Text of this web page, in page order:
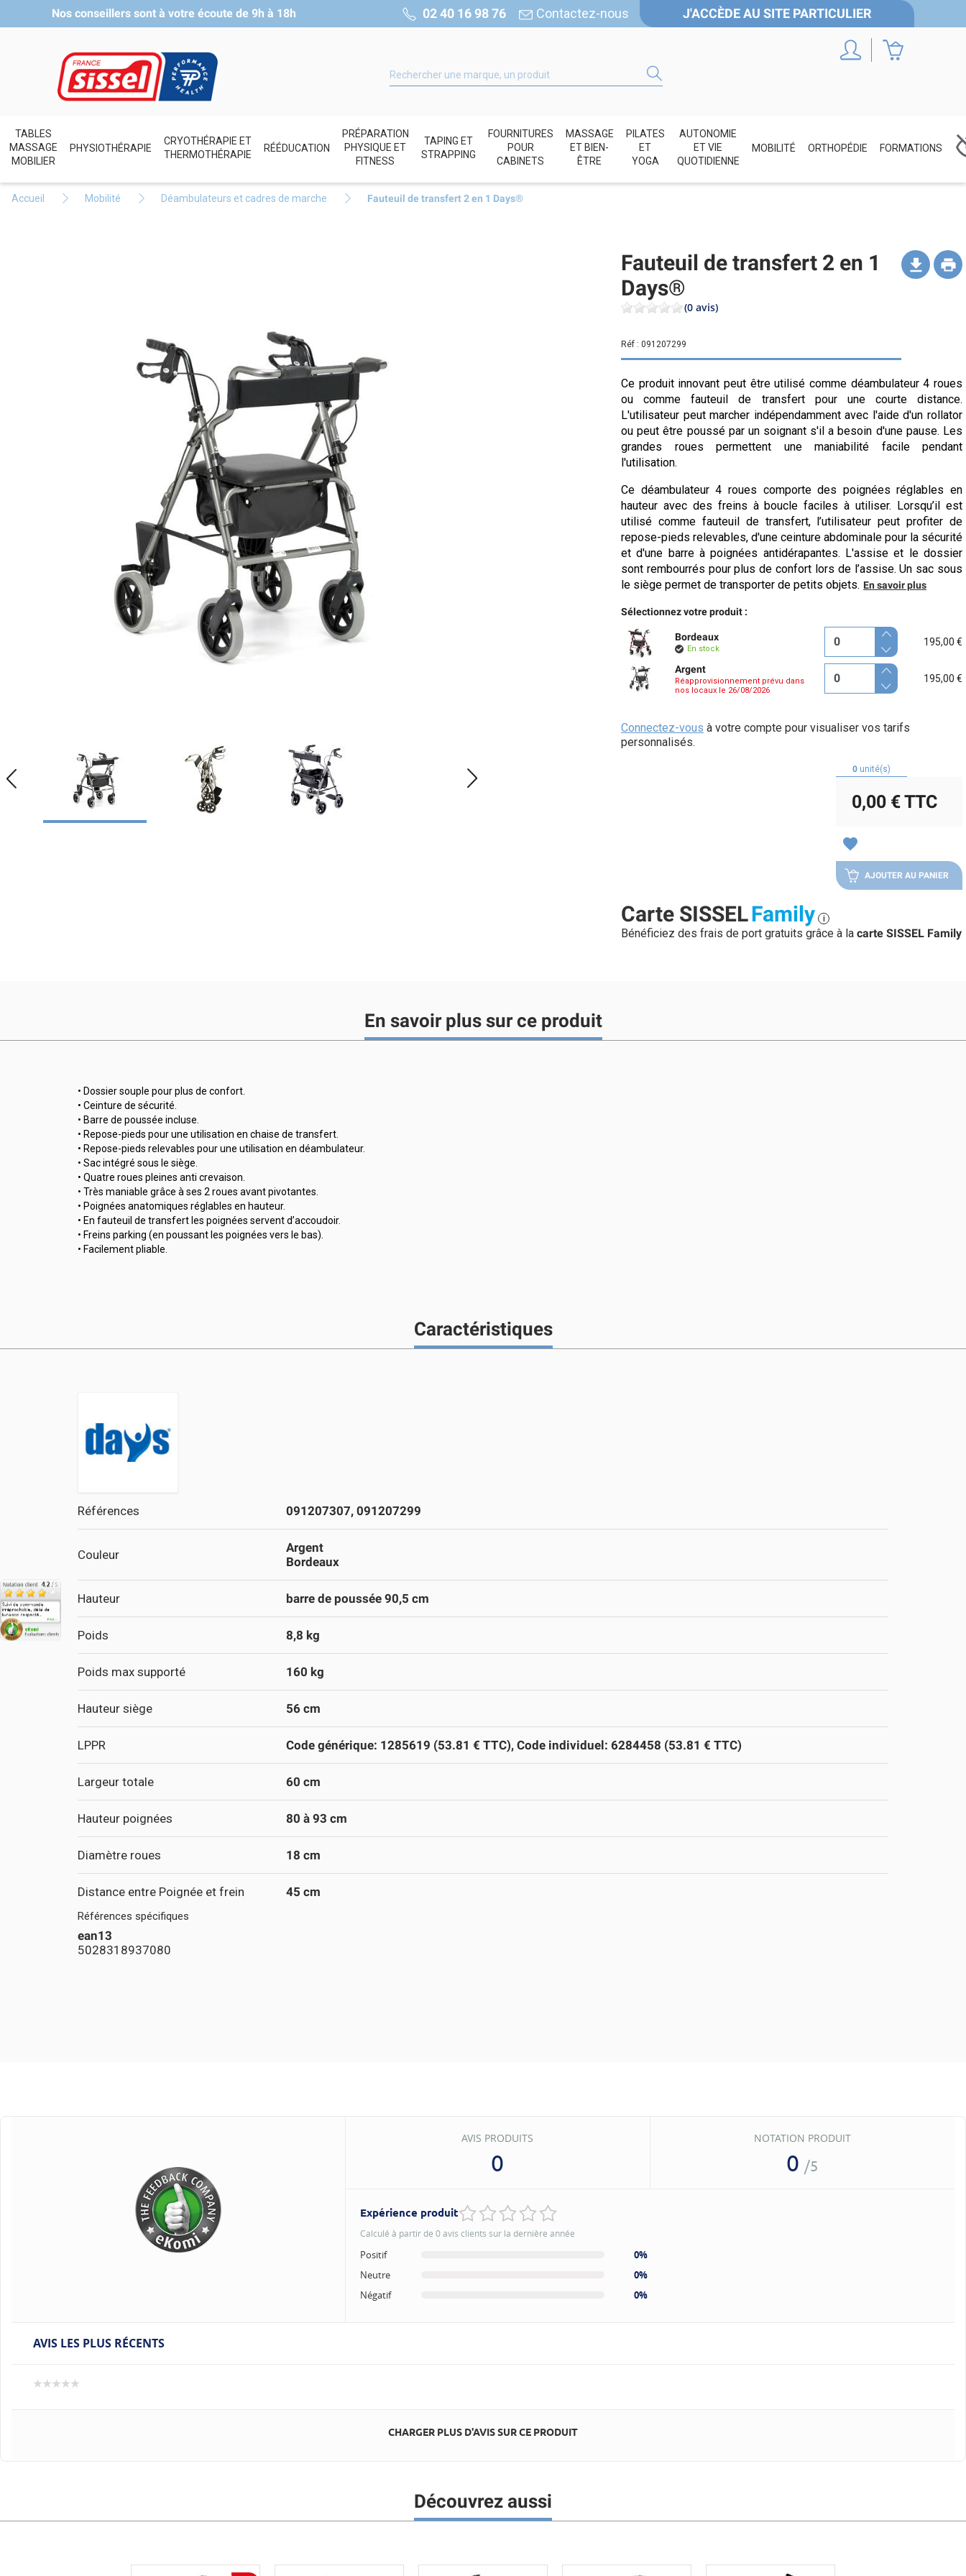
Nos conseillers sont à votre écoute de 9h à 18h 02 40 16 98 76 Contactez-nous J'ACCÈDE AU SITE PARTICULIER
TABLES
MASSAGE
MOBILIER
PHYSIOTHÉRAPIE
CRYOTHÉRAPIE ET
THERMOTHÉRAPIE
RÉÉDUCATION
PRÉPARATION
PHYSIQUE ET
FITNESS
TAPING ET
STRAPPING
FOURNITURES
POUR
CABINETS
MASSAGE
ET BIEN-
ÊTRE
PILATES
ET
YOGA
AUTONOMIE
ET VIE
QUOTIDIENNE
MOBILITÉ ORTHOPÉDIE FORMATIONS
Accueil Mobilité Déambulateurs et cadres de marche Fauteuil de transfert 2 en 1 Days®
Fauteuil de transfert 2 en 1
Days®
(0 avis)
Réf : 091207299
Ce produit innovant peut être utilisé comme déambulateur 4 roues
ou comme fauteuil de transfert pour une courte distance.
L'utilisateur peut marcher indépendamment avec l'aide d'un rollator
ou peut être poussé par un soignant s'il a besoin d'une pause. Les
grandes roues permettent une maniabilité facile pendant
l'utilisation.
Ce déambulateur 4 roues comporte des poignées réglables en
hauteur avec des freins à boucle faciles à utiliser. Lorsqu’il est
utilisé comme fauteuil de transfert, l’utilisateur peut profiter de
repose-pieds relevables, d'une ceinture abdominale pour la sécurité
et d'une barre à poignées antidérapantes. L'assise et le dossier
sont rembourrés pour plus de confort lors de l’assise. Un sac sous
le siège permet de transporter de petits objets. En savoir plus
Sélectionnez votre produit :
Bordeaux
En stock
195,00 €
Argent
Réapprovisionnement prévu dans
nos locaux le 26/08/2026
195,00 €
Connectez-vous à votre compte pour visualiser vos tarifs
personnalisés.
0 unité(s)
0,00 €TTC
favorite
AJOUTER AU PANIER
Carte SISSELFamily i
Bénéficiez des frais de port gratuits grâce à la carte SISSEL Family
En savoir plus sur ce produit
• Dossier souple pour plus de confort.
• Ceinture de sécurité.
• Barre de poussée incluse.
• Repose-pieds pour une utilisation en chaise de transfert.
• Repose-pieds relevables pour une utilisation en déambulateur.
• Sac intégré sous le siège.
• Quatre roues pleines anti crevaison.
• Très maniable grâce à ses 2 roues avant pivotantes.
• Poignées anatomiques réglables en hauteur.
• En fauteuil de transfert les poignées servent d’accoudoir.
• Freins parking (en poussant les poignées vers le bas).
• Facilement pliable.
Caractéristiques
Références 091207307, 091207299
Couleur
Argent
Bordeaux
Hauteur barre de poussée 90,5 cm
Poids 8,8 kg
Poids max supporté 160 kg
Hauteur siège 56 cm
LPPR Code générique: 1285619 (53.81 € TTC), Code individuel: 6284458 (53.81 € TTC)
Largeur totale 60 cm
Hauteur poignées 80 à 93 cm
Diamètre roues 18 cm
Distance entre Poignée et frein 45 cm
Références spécifiques
ean13
5028318937080
AVIS PRODUITS
0
NOTATION PRODUIT
0 /5
Expérience produit
Calculé à partir de 0 avis clients sur la dernière année
Positif
0%
Neutre
0%
Négatif
0%
AVIS LES PLUS RÉCENTS
CHARGER PLUS D'AVIS SUR CE PRODUIT
Découvrez aussi